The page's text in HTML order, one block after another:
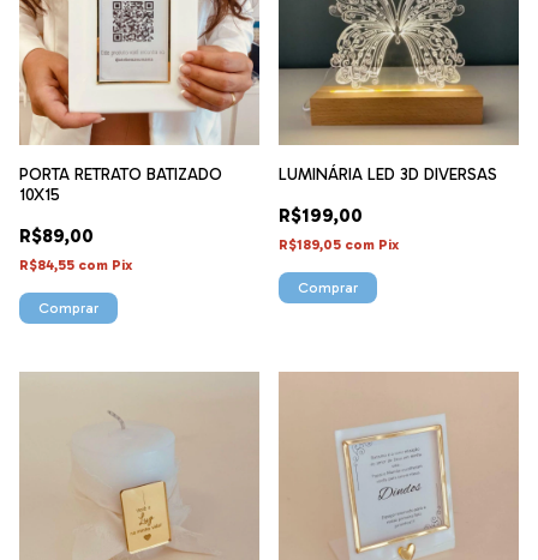
PORTA RETRATO BATIZADO
10X15
R$89,00
R$84,55 com Pix
Comprar
LUMINÁRIA LED 3D DIVERSAS
R$199,00
R$189,05 com Pix
Comprar